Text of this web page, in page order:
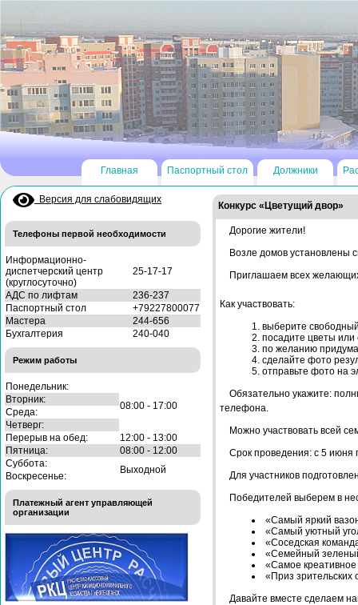
Главная Паспортный стол Должники
Версия для слабовидящих
Телефоны первой необходимости
Информационно-
диспетчерский центр
(круглосуточно)
25-17-17
АДС по лифтам
236-237
Паспортный стол
+79227800077
Мастера
244-656
Бухгалтерия
240-040
Режим работы
Понедельник:
08:00 - 17:00
Вторник:
Среда:
Четверг:
Перерыв на обед:
12:00 - 13:00
Пятница:
08:00 - 12:00
Суббота:
Выходной
Воскресенье:
Платежный агент управляющей
организации
Конкурс «Цветущий двор»
Дорогие жители!
Возле домов установлены
Приглашаем всех
Как участвовать:
выберите
посадите цветы
по желанию
сделайте фото
отправьте фото на
Обязательно укажите:
телефона.
Можно участвовать всей
Срок проведения: с 5 июня
Для участников
Победителей выберем в
«Самый яркий
«Самый уютный
«Соседская
«Семейный
«Самое
«Приз
Давайте вместе сделаем